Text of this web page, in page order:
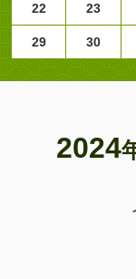
22 23
29 30
2024